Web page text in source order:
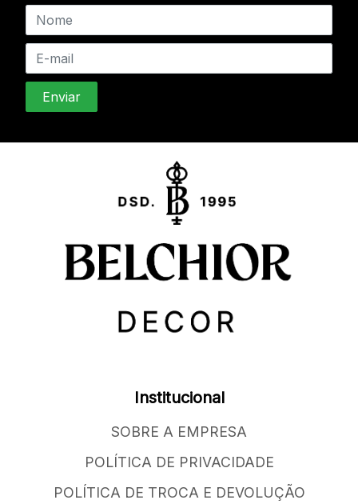
Institucional
SOBRE A EMPRESA
POLÍTICA DE PRIVACIDADE
POLÍTICA DE TROCA E DEVOLUÇÃO